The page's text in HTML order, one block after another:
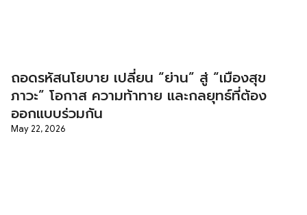
ถอดรหัสนโยบาย เปลี่ยน “ย่าน” สู่ “เมืองสุข
ภาวะ” โอกาส ความท้าทาย และกลยุทธ์ที่ต้อง
ออกแบบร่วมกัน
May 22, 2026